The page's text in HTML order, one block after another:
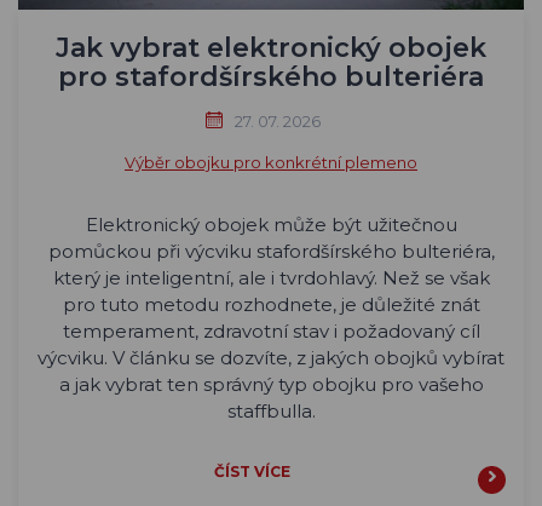
Jak vybrat elektronický obojek
pro stafordšírského bulteriéra
27. 07. 2026
Výběr obojku pro konkrétní plemeno
Elektronický obojek může být užitečnou
pomůckou při výcviku stafordšírského bulteriéra,
který je inteligentní, ale i tvrdohlavý. Než se však
pro tuto metodu rozhodnete, je důležité znát
temperament, zdravotní stav i požadovaný cíl
výcviku. V článku se dozvíte, z jakých obojků vybírat
a jak vybrat ten správný typ obojku pro vašeho
staffbulla.
ČÍST VÍCE